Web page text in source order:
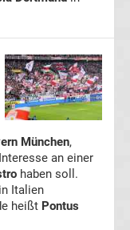
München,
an einer
haben soll.
Italien
heißt Pontus